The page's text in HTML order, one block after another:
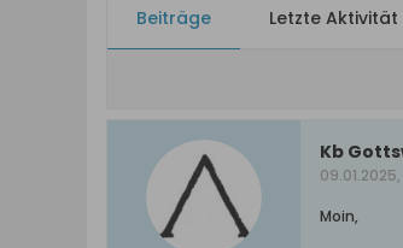
Beiträge Letzte Aktivität
Kb
Moin,